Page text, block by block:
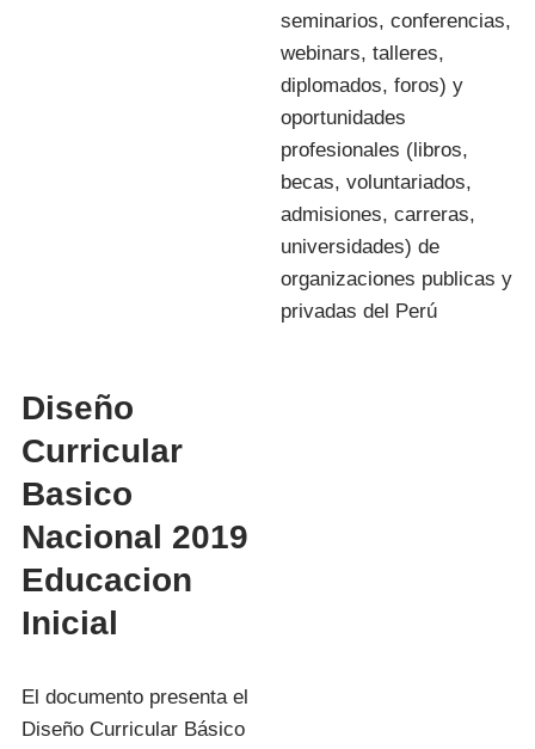
seminarios, conferencias,
webinars, talleres,
diplomados, foros) y
oportunidades
profesionales (libros,
becas, voluntariados,
admisiones, carreras,
universidades) de
organizaciones publicas y
privadas del Perú
Diseño
Curricular
Basico
Nacional 2019
Educacion
Inicial
El documento presenta el
Diseño Curricular Básico